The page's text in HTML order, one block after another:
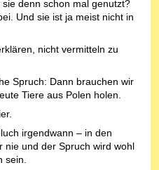
denn schon mal genutzt?
Und sie ist ja meist nicht in
nicht vermitteln zu
Spruch: Dann brauchen wir
Tiere aus Polen holen.
irgendwann – in den
nie und der Spruch wird wohl
sein.